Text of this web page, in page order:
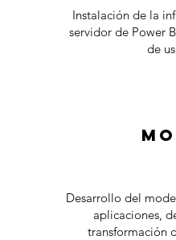
Instalación de la
servidor de Power
de
Desarrollo del
aplicaciones,
transformación